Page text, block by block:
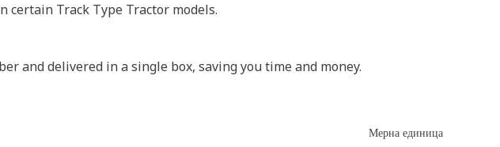
certain Track Type Tractor models.
and delivered in a single box, saving you time and money.
Мерна единица